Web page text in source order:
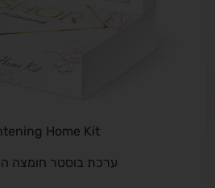
Home Kit
ערכת בוסטר חומצה